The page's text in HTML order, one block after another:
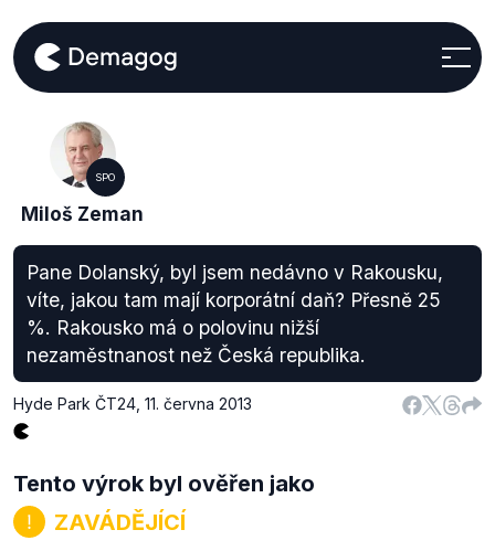
SPO
Miloš Zeman
Pane Dolanský, byl jsem nedávno v Rakousku,
víte, jakou tam mají korporátní daň? Přesně 25
%. Rakousko má o polovinu nižší
nezaměstnanost než Česká republika.
Hyde Park ČT24 11. června 2013
Tento výrok byl ověřen jako
ZAVÁDĚJÍCÍ